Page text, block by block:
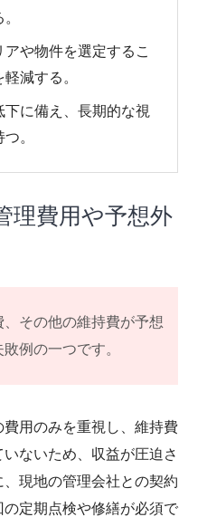
や物件を選定するこ
減する。
に備え、長期的な視
。
理費用や予想外
その他の維持費が予想
例の一つです。
用のみを重視し、維持費
ないため、収益が圧迫さ
現地の管理会社との契約
定期点検や修繕が必須で